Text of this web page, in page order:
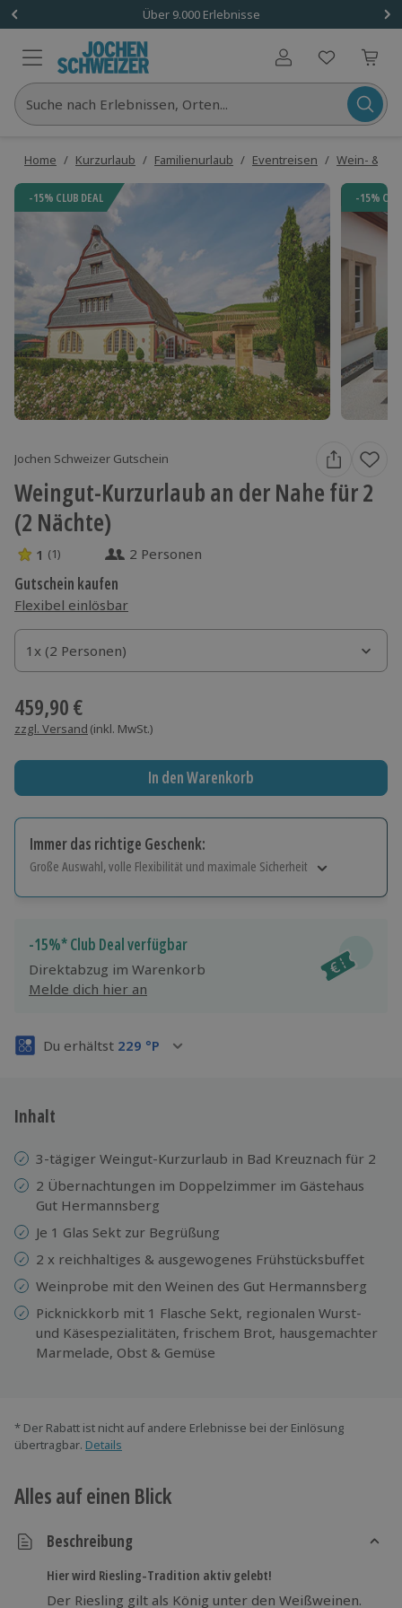
Über 9.000 Erlebnisse
Benutzerkonto
Suche nach Erlebnissen, Orten...
Home / Kurzurlaub / Familienurlaub / Eventreisen / Wein- &
-15% CLUB DEAL -15%
Jochen Schweizer Gutschein
Weingut-Kurzurlaub an der Nahe für 2
(2 Nächte)
1 Sterne von 5 aus 1 Bewertungen
1 (1) 2 Personen
Gutschein kaufen
Flexibel einlösbar
1x (2 Personen)
1x (2 Personen)
1x (2 Personen)
459,90 €
zzgl. Versand (inkl. MwSt.)
In den Warenkorb
Immer das richtige Geschenk:
Große Auswahl, volle Flexibilität und maximale Sicherheit
Jeder Gutschein für alle Erlebnisse einlösbar.
Maximale Sicherheit
3 Jahre gültig & verlängerbar.
-15%* Club Deal verfügbar
Direktabzug im Warenkorb
Melde dich hier an
Du erhältst 229 °P
Inhalt
3-tägiger Weingut-Kurzurlaub in Bad Kreuznach für 2
2 Übernachtungen im Doppelzimmer im Gästehaus
Gut Hermannsberg
Je 1 Glas Sekt zur Begrüßung
2 x reichhaltiges & ausgewogenes Frühstücksbuffet
Weinprobe mit den Weinen des Gut Hermannsberg
Picknickkorb mit 1 Flasche Sekt, regionalen Wurst-
und Käsespezialitäten, frischem Brot, hausgemachter
Marmelade, Obst & Gemüse
* Der Rabatt ist nicht auf andere Erlebnisse bei der Einlösung
übertragbar. Details
Alles auf einen Blick
Beschreibung
Hier wird Riesling-Tradition aktiv gelebt!
Der Riesling gilt als König unter den Weißweinen.